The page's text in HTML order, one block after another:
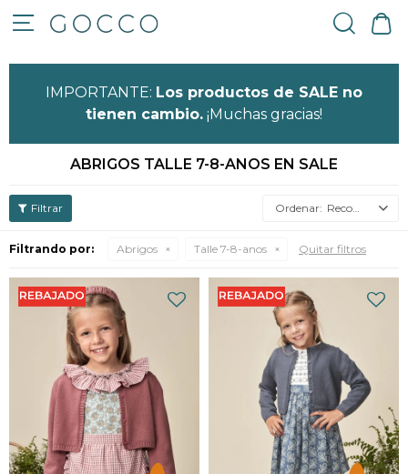

IMPORTANTE: Los productos de SALE no
tienen cambio. ¡Muchas gracias!
ABRIGOS TALLE 7-8-ANOS EN SALE
Recomendados
Filtrando por: Abrigos Talle 7-8-anos Quitar filtros